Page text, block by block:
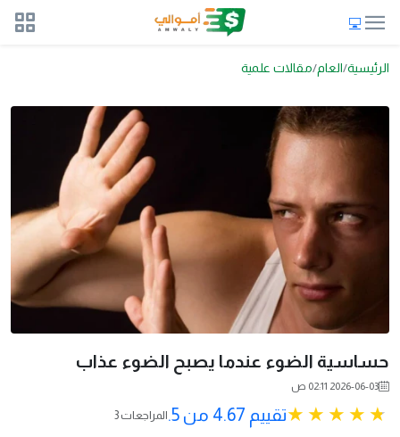
الرئيسية العام مقالات علمية
حساسية الضوء عندما يصبح الضوء عذاب
2026-06-03 02:11 ص
تقييم 4.67 من 5. 3 المراجعات